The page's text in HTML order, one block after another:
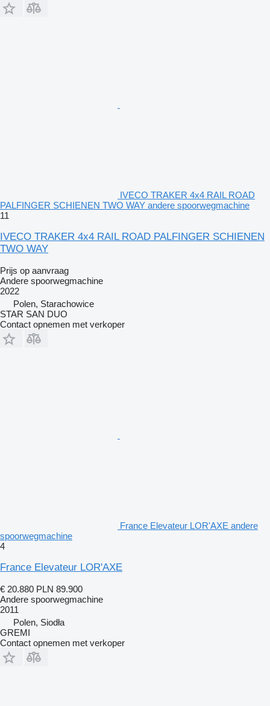
IVECO TRAKER 4x4 RAIL ROAD
PALFINGER SCHIENEN TWO WAY andere spoorwegmachine
11
IVECO TRAKER 4x4 RAIL ROAD PALFINGER SCHIENEN
TWO WAY
Prijs op aanvraag
Andere spoorwegmachine
2022
Polen, Starachowice
STAR SAN DUO
Contact opnemen met verkoper
France Elevateur LOR'AXE andere
spoorwegmachine
4
France Elevateur LOR'AXE
€ 20.880 PLN 89.900
Andere spoorwegmachine
2011
Polen, Siodła
GREMI
Contact opnemen met verkoper